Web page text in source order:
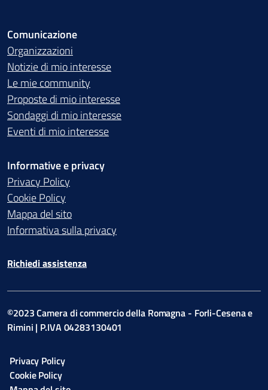
Comunicazione
Organizzazioni
Notizie di mio interesse
Le mie community
Proposte di mio interesse
Sondaggi di mio interesse
Eventi di mio interesse
Informative e privacy
Privacy Policy
Cookie Policy
Mappa del sito
Informativa sulla privacy
Richiedi assistenza
©2023 Camera di commercio della Romagna - Forli-Cesena e
Rimini | P.IVA 04283130401
Privacy Policy
Cookie Policy